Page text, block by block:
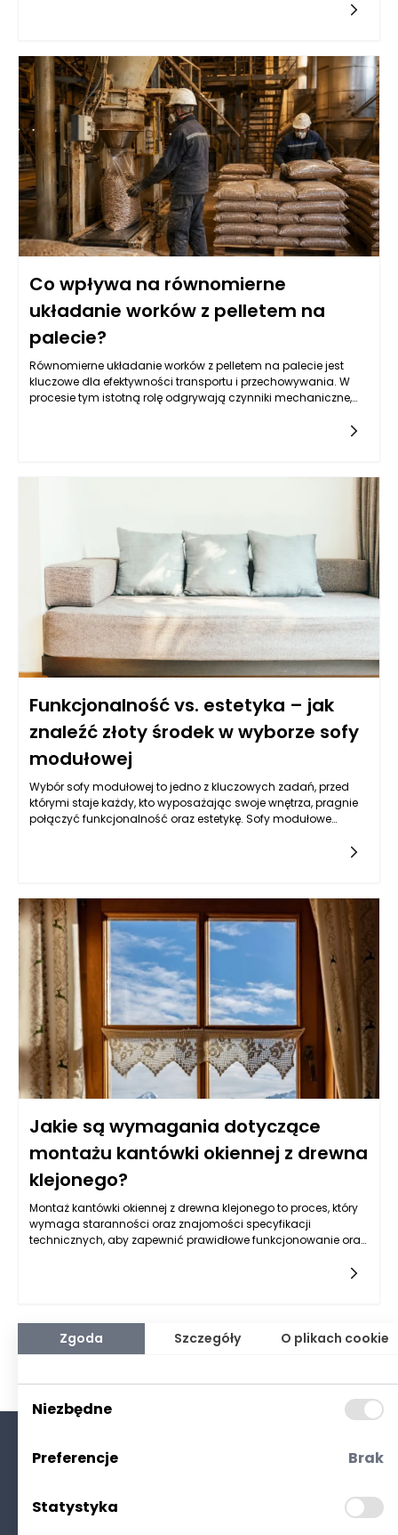
produkcji. Właściwa konstrukcja silosu, w tym jego pojemność
oraz system wentylacji, ma ogromny wpływ na jakość
składowanych pelletów. Wydajność linii pakującej będzie
bowiem zależna od regularności i szybkości dostarczania
surowców. Kluczowym elementem w tym współdziałaniu są
systemy wyciągu, które powinny skutecznie transportować
pellet z silosu do następnego etapu produkcji, minimalizując
jednocześnie utratę materiału i zapewniając odpowiedni
poziom ciśnienia.
Co wpływa na równomierne
układanie worków z pelletem na
palecie?
Równomierne układanie worków z pelletem na palecie jest
kluczowe dla efektywności transportu i przechowywania. W
procesie tym istotną rolę odgrywają czynniki mechaniczne,
szybkim napełnianiu, mają znaczący wpływ na ten proces.
mogą podnieść stabilność ładunku na palecie oraz ochronić
zawartość przed ewentualnymi uszkodzeniami.
Funkcjonalność vs. estetyka – jak
znaleźć złoty środek w wyborze sofy
modułowej
Wybór sofy modułowej to jedno z kluczowych zadań, przed
którymi staje każdy, kto wyposażając swoje wnętrza, pragnie
połączyć funkcjonalność oraz estetykę. Sofy modułowe
możliwości dostosowania do różnych potrzeb przestrzennych.
mieszkańców. Przeszłość zdominowana przez standardowe
meble ustępuje miejsca kreatywności i personalizacji, co
sprawia, że podjęcie decyzji o wyborze konkretnego modelu
kanapy nie powinno być pobieżne. Warto zastanowić się, jakie
cechy sofy są dla nas najważniejsze oraz w jaki sposób
można uzyskać równowagę pomiędzy estetyką a
funkcjonalnością.
Jakie są wymagania dotyczące
montażu kantówki okiennej z drewna
klejonego?
Montaż kantówki okiennej z drewna klejonego to proces, który
wymaga staranności oraz znajomości specyfikacji
technicznych, aby zapewnić prawidłowe funkcjonowanie oraz
odpowiednich wymiarów kantówki oraz jej profilu. Kantówka
właściwej stabilności konstrukcji. W przypadku drewna
klejonego istnieje dodatkowy atut, jakim jest jego odporność
na działania warunków atmosferycznych oraz stabilność
budownictwie, zwłaszcza w produkcji okien, gdzie precyzja jest
kluczowa. Należy również pamiętać o przygotowaniu narzędzi
i materiałów niezbędnych do montażu, w tym wkrętów,
dla trwałości i funkcjonalności całej konstrukcji.
Polityka prywatności
Zgoda Szczegóły O plikach cookie
Niezbędne
Preferencje Brak
Statystyka